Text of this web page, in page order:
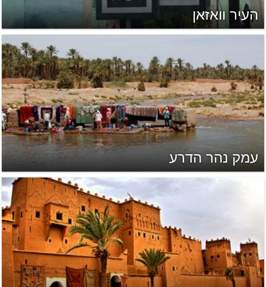
העיר וואזאן
עמק נהר הדרע